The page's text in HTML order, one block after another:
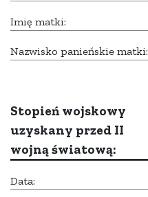
Imię matki:
Nazwisko panieńskie matki:
Stopień wojskowy
uzyskany przed II
wojną światową:
Data: